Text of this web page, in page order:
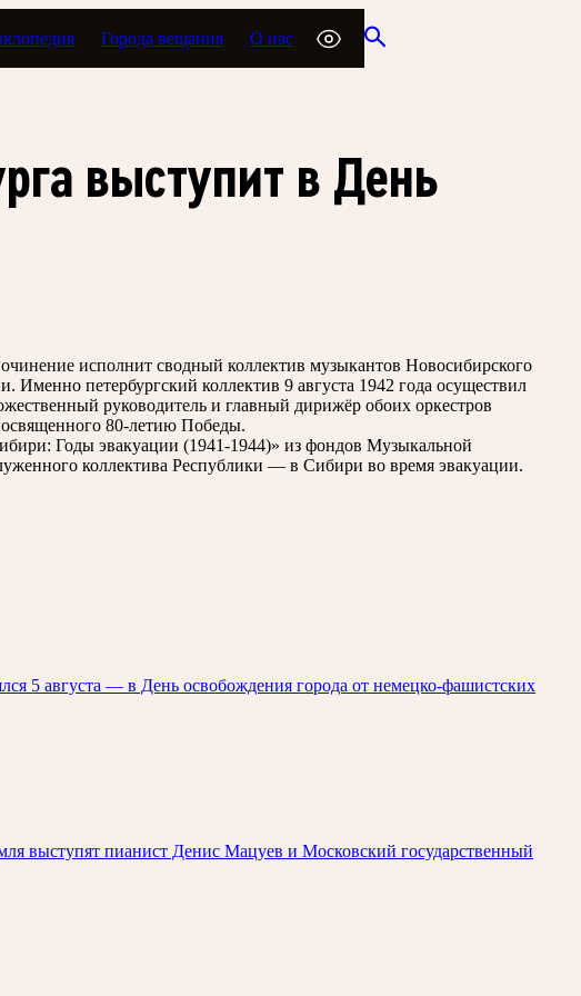
Города вещания О нас
выступит в День
исполнит сводный коллектив музыкантов Новосибирского
Именно петербургский коллектив 9 августа 1942 года осуществил
руководитель и главный дирижёр обоих оркестров
80-летию Победы.
Годы эвакуации (1941-1944)» из фондов Музыкальной
коллектива Республики — в Сибири во время эвакуации.
5 августа — в День освобождения города от немецко-фашистских
выступят пианист Денис Мацуев и Московский государственный